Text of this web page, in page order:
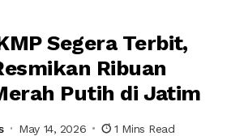
Segera Terbit,
Ribuan
Putih di Jatim
May 14, 2026 1 Mins Read